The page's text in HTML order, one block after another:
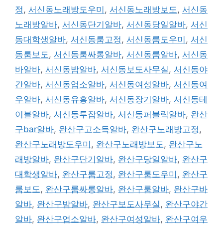
정, 서신동노래방도우미 , 서신동노래방보도, 서신동
노래방알바, 서신동단기알바, 서신동당일알바, 서신
동대학생알바, 서신동룸고정, 서신동룸도우미 , 서신
동룸보도, 서신동룸싸롱알바, 서신동룸알바, 서신동
바알바, 서신동밤알바, 서신동보도사무실, 서신동야
간알바, 서신동업소알바, 서신동여성알바, 서신동여
우알바, 서신동유흥알바, 서신동장기알바, 서신동테
이블알바, 서신동투잡알바, 서신동퍼블릭알바, 완산
구bar알바, 완산구고소득알바, 완산구노래방고정,
완산구노래방도우미 , 완산구노래방보도, 완산구노
래방알바, 완산구단기알바, 완산구당일알바, 완산구
대학생알바, 완산구룸고정, 완산구룸도우미 , 완산구
룸보도, 완산구룸싸롱알바, 완산구룸알바, 완산구바
알바, 완산구밤알바, 완산구보도사무실, 완산구야간
알바, 완산구업소알바, 완산구여성알바, 완산구여우